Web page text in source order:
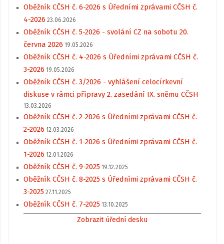
Oběžník CČSH č. 6-2026 s Úředními zprávami CČSH č.
4-2026 23.06.2026
Oběžník CČSH č. 5-2026 - svolání CZ na sobotu 20.
června 2026 19.05.2026
Oběžník CČSH č. 4-2026 s Úředními zprávami CČSH č.
3-2026 19.05.2026
Oběžník CČSH č. 3/2026 - vyhlášení celocírkevní
diskuse v rámci přípravy 2. zasedání IX. sněmu CČSH
13.03.2026
Oběžník CČSH č. 2-2026 s Úředními zprávami CČSH č.
2-2026 12.03.2026
Oběžník CČSH č. 1-2026 s Úředními zprávami CČSH č.
1-2026 12.01.2026
Oběžník CČSH č. 9-2025 19.12.2025
Oběžník CČSH č. 8-2025 s Úředními zprávami CČSH č.
3-2025 27.11.2025
Oběžník CČSH č. 7-2025 13.10.2025
Zobrazit úřední desku